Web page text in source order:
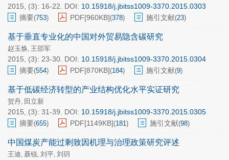
2015, (3): 16-22. DOI: 10.15918/j.jbitss1009-3370.2015.0303
摘要(753) PDF[960KB](378) 施引文献(23)
基于垂直专业化的中国对外贸易隐含碳研究
赵玉焕, 王邵军
2015, (3): 23-30. DOI: 10.15918/j.jbitss1009-3370.2015.0304
摘要(554) PDF[870KB](184) 施引文献(9)
基于低碳经济转型的产业结构优化水平实证研究
贺丹, 田立新
2015, (3): 31-39. DOI: 10.15918/j.jbitss1009-3370.2015.0305
摘要(655) PDF[1149KB](181) 施引文献(98)
中国煤炭产能过剩致因机理与治理政策研究评述
王迪, 聂锐, 刘平, 刘玥